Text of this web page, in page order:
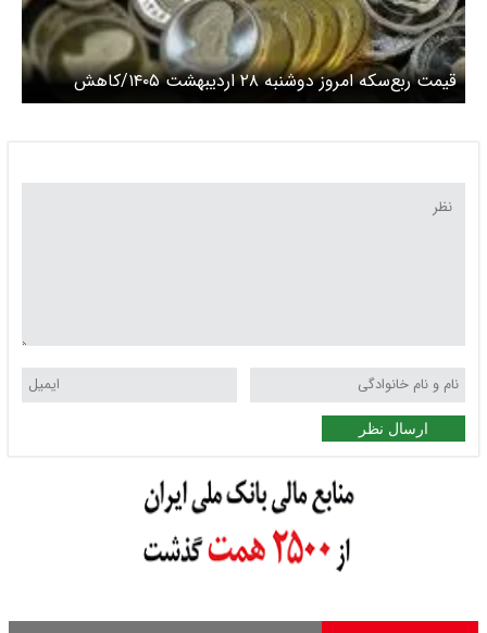
قیمت ربع‌سکه امروز دوشنبه ۲۸ اردیبهشت ۱۴۰۵/کاهش
قیمت سکه
ارسال نظر